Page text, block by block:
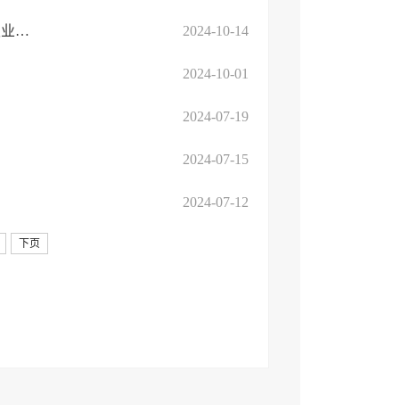
高新区教育体育工作办公室关于公布2023学年普通高中、中等职业、初中学校学生和班 ... 2024-10-14
2024-10-01
2024-07-19
2024-07-15
2024-07-12
下页